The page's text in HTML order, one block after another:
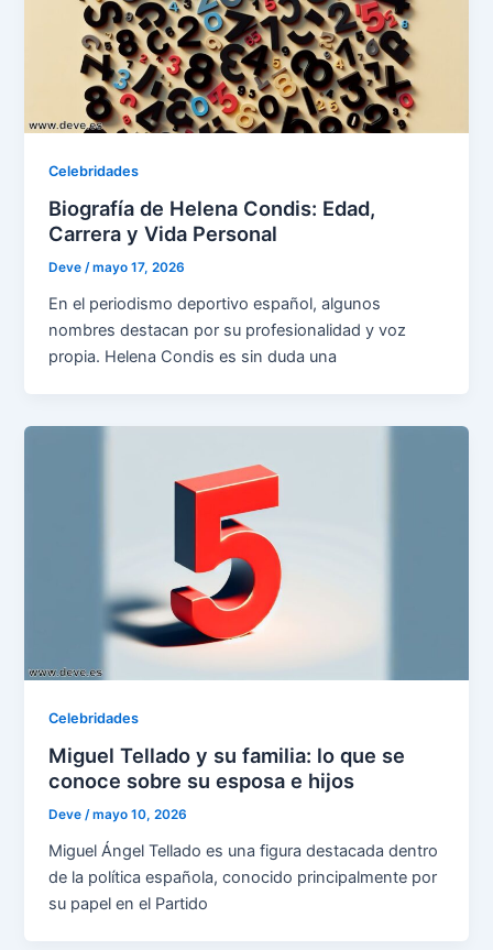
Celebridades
Biografía de Helena Condis: Edad,
Carrera y Vida Personal
Deve/mayo 17, 2026
En el periodismo deportivo español, algunos
nombres destacan por su profesionalidad y voz
propia. Helena Condis es sin duda una
Celebridades
Miguel Tellado y su familia: lo que se
conoce sobre su esposa e hijos
Deve/mayo 10, 2026
Miguel Ángel Tellado es una figura destacada dentro
de la política española, conocido principalmente por
su papel en el Partido